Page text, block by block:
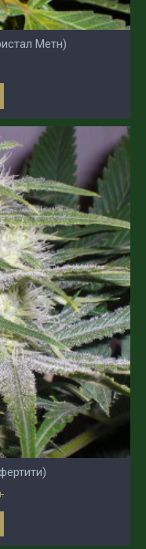
Метн)